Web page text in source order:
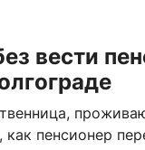
вести
как пенсионер